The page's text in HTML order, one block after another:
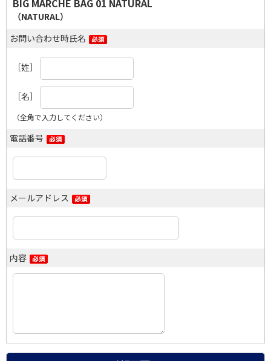
BIG MARCHE BAG 01 NATURAL
（NATURAL）
お問い合わせ時氏名
［姓］
［名］
（全角で入力してください）
電話番号
メールアドレス
内容